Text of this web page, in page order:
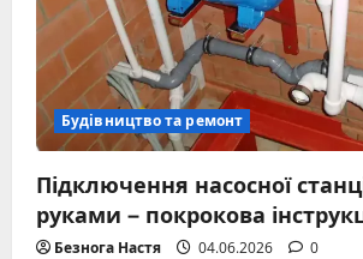
Будівництво та ремонт
Підключення насосної
руками – покрокова
Безнога Настя 04.06.2026 0